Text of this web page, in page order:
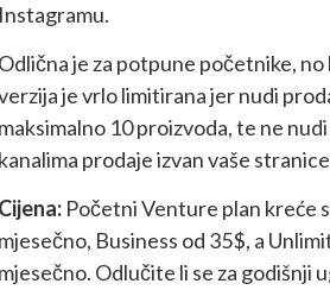
je za potpune početnike, no
je vrlo limitirana jer nudi
10 proizvoda, te ne
prodaje izvan vaše
Početni Venture plan kreće
Business od 35$, a
Odlučite li se za godišnji